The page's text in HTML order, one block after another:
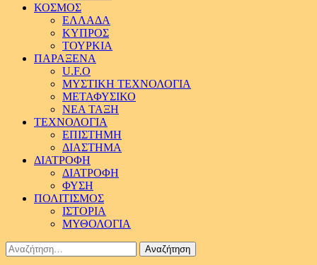
ΚΟΣΜΟΣ
ΕΛΛΑΔΑ
ΚΥΠΡΟΣ
ΤΟΥΡΚΙΑ
ΠΑΡΑΞΕΝΑ
U.F.O
ΜΥΣΤΙΚΗ ΤΕΧΝΟΛΟΓΙΑ
ΜΕΤΑΦΥΣΙΚΟ
ΝΕΑ ΤΑΞΗ
ΤΕΧΝΟΛΟΓΙΑ
ΕΠΙΣΤΗΜΗ
ΔΙΑΣΤΗΜΑ
ΔΙΑΤΡΟΦΗ
ΔΙΑΤΡΟΦΗ
ΦΥΣΗ
ΠΟΛΙΤΙΣΜΟΣ
ΙΣΤΟΡΙΑ
ΜΥΘΟΛΟΓΙΑ
Αναζήτηση
για: